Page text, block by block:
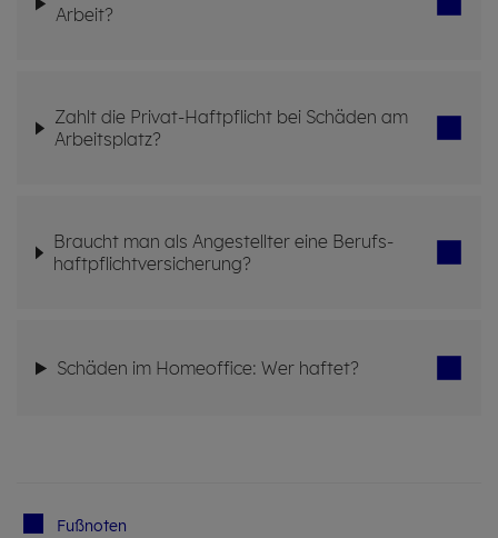
Ar­beit?
Zahlt die Pri­vat-Haft­pflicht bei Schä­den am
Ar­beits­platz?
Braucht man als An­ge­stell­ter eine Be­rufs­
haft­pflicht­ver­si­che­rung?
Schä­den im Ho­me­of­fice: Wer haf­tet?
Fuß­no­ten